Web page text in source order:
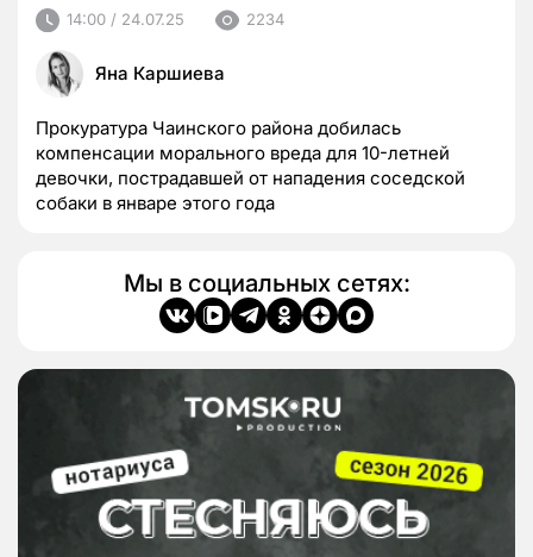
14:00 / 24.07.25 2234
Яна Каршиева
Прокуратура Чаинского района добилась
компенсации морального вреда для 10-летней
девочки, пострадавшей от нападения соседской
собаки в январе этого года
Мы в социальных сетях: